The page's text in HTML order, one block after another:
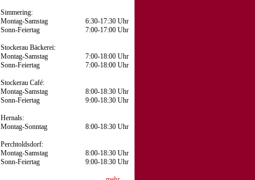
Simmering:
Montag-Samstag
Sonn-Feiertag
6:30-17:30 Uhr
7:00-17:00 Uhr
Stockerau Bäckerei:
Montag-Samstag
7:00-18:00 Uhr
Sonn-Feiertag
7:00-18:00 Uhr
Stockerau Café:
Montag-Samstag
Sonn-Feiertag
8:00-18:30 Uhr
9:00-18:30 Uhr
Hernals:
Montag-Sonntag
8:00-18:30 Uhr
Perchtoldsdorf:
Montag-Samstag
Sonn-Feiertag
8:00-18:30 Uhr
9:00-18:30 Uhr